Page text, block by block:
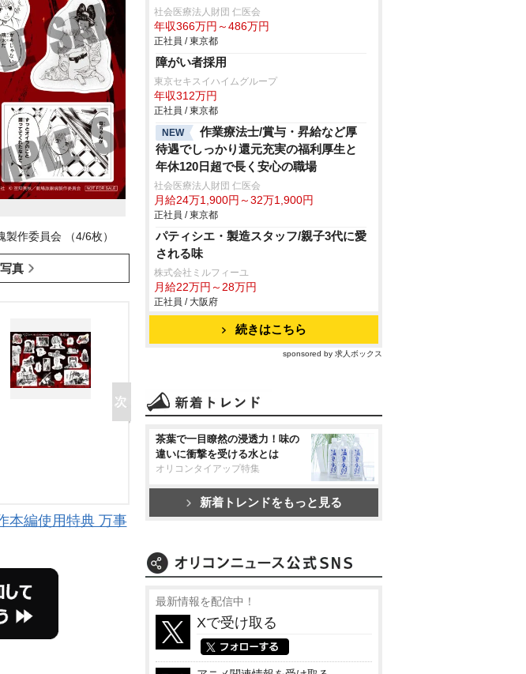
作委員会 （4/6枚）
真
本編使用特典 万事
社会医療法人財団 仁医会
年収366万円～486万円
正社員 / 東京都
障がい者採用
東京セキスイハイムグループ
年収312万円
正社員 / 東京都
NEW
作業療法士/賞与・昇給など厚
待遇でしっかり還元充実の福利厚生と
年休120日超で長く安心の職場
社会医療法人財団 仁医会
月給24万1,900円～32万1,900円
正社員 / 東京都
パティシエ・製造スタッフ/親子3代に愛
される味
株式会社ミルフィーユ
月給22万円～28万円
正社員 / 大阪府
続きはこちら
sponsored by 求人ボックス
茶葉で一目瞭然の浸透力！味の
違いに衝撃を受ける水とは
オリコンタイアップ特集
新着トレンドをもっと見る
最新情報を配信中！
Xで受け取る